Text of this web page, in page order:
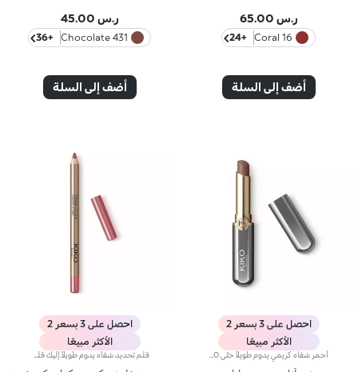
ر.س 65.00
16 Coral
+24
أضف إلى السلة
ر.س 45.00
431 Chocolate
+36
أضف إلى السلة
احصل على 3 بسعر 2
الأكثر مبيعًا
احصل على 3 بسعر 2
الأكثر مبيعًا